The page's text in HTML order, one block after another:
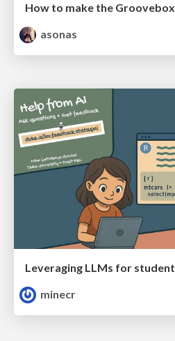
How to make the Groovebox
asonas
minecr